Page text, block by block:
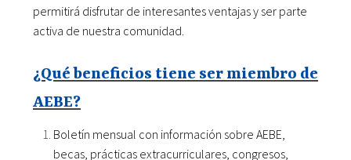
permitirá disfrutar de interesantes ventajas y ser parte
activa de nuestra comunidad.
¿Qué beneficios tiene ser miembro de
AEBE?
Boletín mensual con información sobre AEBE,
becas, prácticas extracurriculares, congresos,